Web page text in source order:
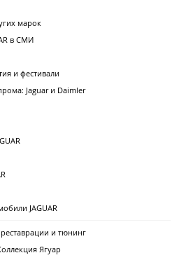
марок
в СМИ
и фестивали
Jaguar и Daimler
JAGUAR
и тюнинг
Ягуар